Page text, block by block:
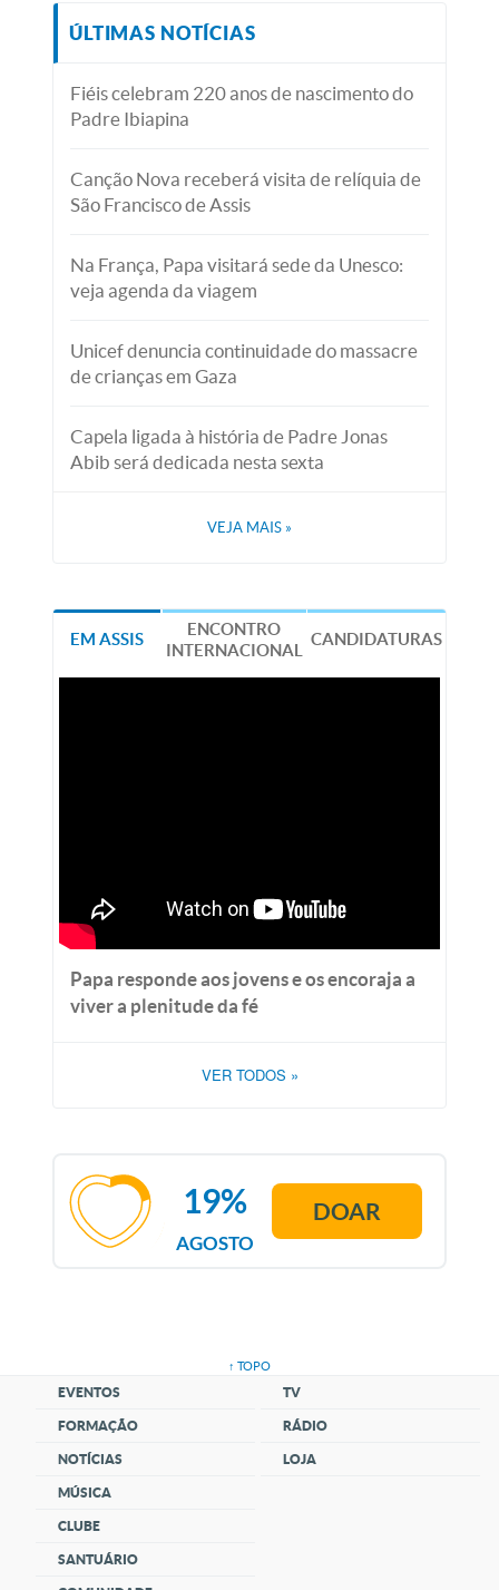
ÚLTIMAS NOTÍCIAS
Fiéis celebram 220 anos de nascimento do
Padre Ibiapina
Canção Nova receberá visita de relíquia de
São Francisco de Assis
Na França, Papa visitará sede da Unesco:
veja agenda da viagem
Unicef denuncia continuidade do massacre
de crianças em Gaza
Capela ligada à história de Padre Jonas
Abib será dedicada nesta sexta
VEJA MAIS »
EM ASSIS
ENCONTRO
INTERNACIONAL
CANDIDATURAS
Papa responde aos jovens e os encoraja a
viver a plenitude da fé
VER TODOS »
AGOSTO
19% DOAR
↑ TOPO
EVENTOS
FORMAÇÃO
NOTÍCIAS
MÚSICA
CLUBE
SANTUÁRIO
TV
RÁDIO
LOJA